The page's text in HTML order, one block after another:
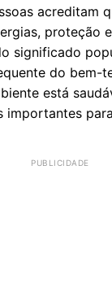
acreditam
proteção
significado
do bem-
está
importantes